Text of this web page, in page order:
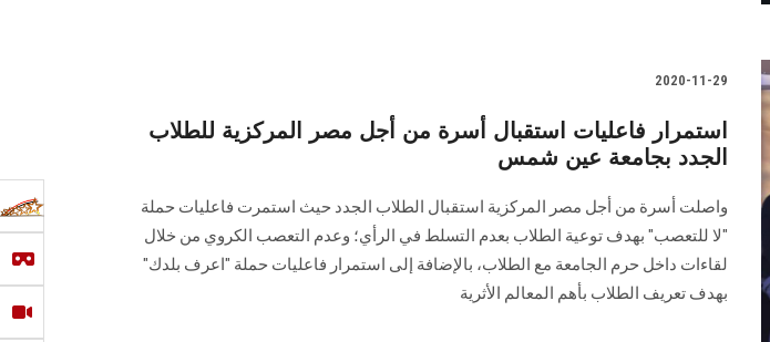
2020-11-29
استمرار فاعليات استقبال أسرة من أجل مصر المركزية للطلاب
الجدد بجامعة عين شمس
واصلت أسرة من أجل مصر المركزية استقبال الطلاب الجدد حيث استمرت فاعليات حملة
"لا للتعصب" بهدف توعية الطلاب بعدم التسلط في الرأي؛ وعدم التعصب الكروي من خلال
لقاءات داخل حرم الجامعة مع الطلاب، بالإضافة إلى استمرار فاعليات حملة "اعرف بلدك"
بهدف تعريف الطلاب بأهم المعالم الأثرية